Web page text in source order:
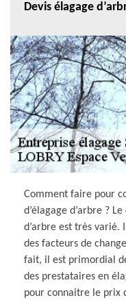
Devis élagage
Comment faire pour
d’élagage d’arbre ?
d’arbre est très varié.
des facteurs de
fait, il est primordial
des prestataires en
pour connaitre le prix